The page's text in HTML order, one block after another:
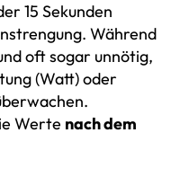
15 Sekunden
Während
oft sogar unnötig,
(Watt) oder
Werte nach dem